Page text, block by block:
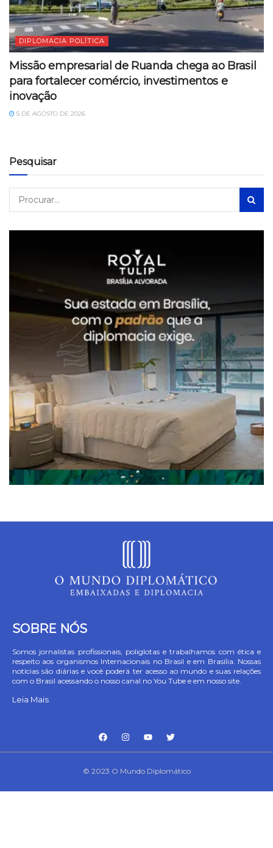
DIPLOMACIA POLÍTICA
Missão empresarial de Ruanda chega ao Brasil
para fortalecer comércio, investimentos e
inovação
5 DE AGOSTO DE 2026
Pesquisar
SOBRE NÓS
Somos jornalistas profissionais, poliglotas e trabalhamos com ética e
respeito aos organismos Internacionais no Brasil e em Brasília. Nossas
notícias são diárias e você poderá ter acesso ao mundo e suas relações
com o Brasil acessando o nosso canal no You Tube e em nosso site.
Leia Mais
© 2023 O Mundo Diplomático